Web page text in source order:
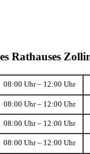
Rathauses
08:00 Uhr – 12:00 Uhr
08:00 Uhr – 12:00 Uhr
08:00 Uhr – 12:00 Uhr
08:00 Uhr – 12:00 Uhr